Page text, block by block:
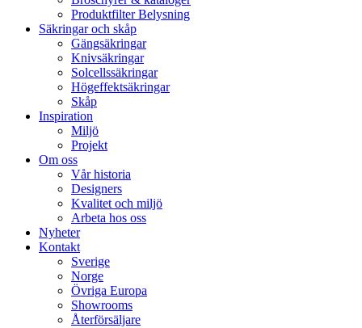
Produktfilter Belysning
Säkringar och skåp
Gängsäkringar
Knivsäkringar
Solcellssäkringar
Högeffektsäkringar
Skåp
Inspiration
Miljö
Projekt
Om oss
Vår historia
Designers
Kvalitet och miljö
Arbeta hos oss
Nyheter
Kontakt
Sverige
Norge
Övriga Europa
Showrooms
Återförsäljare